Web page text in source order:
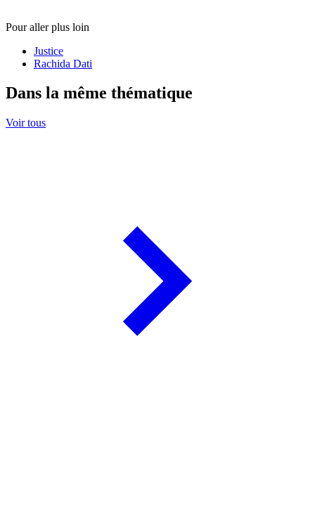
Pour aller plus loin
Justice
Rachida Dati
Dans la même thématique
Voir tous